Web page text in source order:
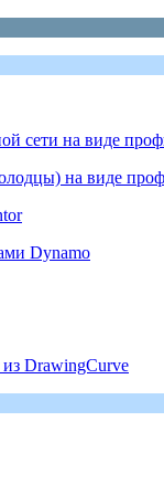
сети на виде
на виде
Dynamo
DrawingCurve